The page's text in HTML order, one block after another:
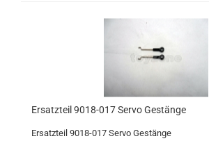
Ersatzteil 9018-017 Servo Gestänge
Ersatzteil 9018-017 Servo Gestänge